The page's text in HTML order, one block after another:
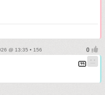
@ 13:35 • 156